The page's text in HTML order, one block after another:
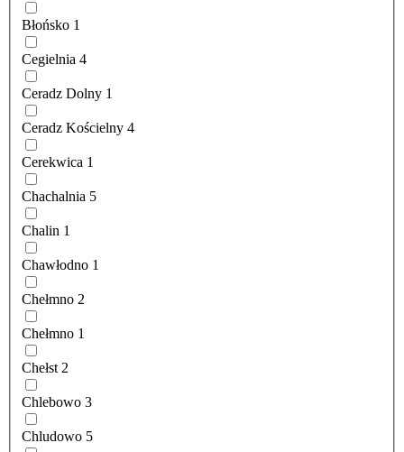
Błońsko 1
Cegielnia 4
Ceradz Dolny 1
Ceradz Kościelny 4
Cerekwica 1
Chachalnia 5
Chalin 1
Chawłodno 1
Chełmno 2
Chełmno 1
Chełst 2
Chlebowo 3
Chludowo 5